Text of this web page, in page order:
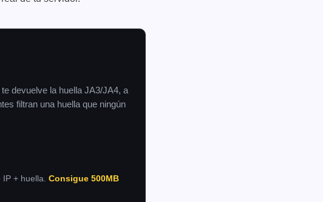
devuelve la huella JA3/JA4, a
filtran una huella que ningún
+ huella. Consigue 500MB